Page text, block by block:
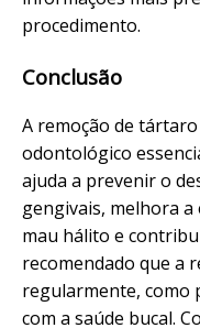
procedimento.
Conclusão
A remoção de
odontológico
ajuda a prevenir o
gengivais, melhora
mau hálito e
recomendado que a
regularmente, como
com a saúde bucal.